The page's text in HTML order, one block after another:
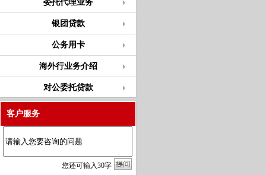
委托代理业务
银团贷款
公务用卡
海外行业务介绍
对公委托贷款
客户服务
您还可输入30字